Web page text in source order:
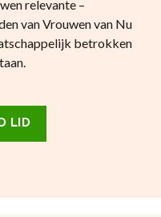
relevante –
van Vrouwen van Nu
betrokken
LID